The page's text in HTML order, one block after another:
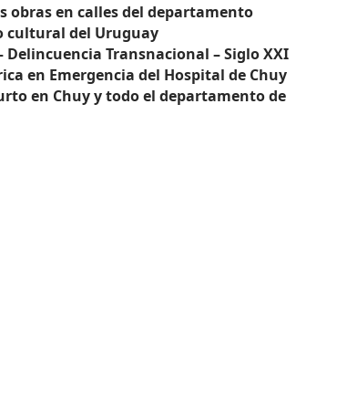
en calles del departamento
cultural del Uruguay
Transnacional – Siglo XXI
en Emergencia del Hospital de Chuy
en Chuy y todo el departamento de